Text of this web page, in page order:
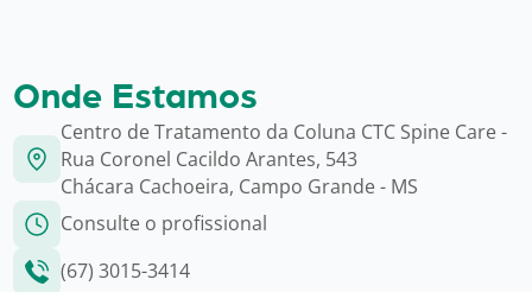
Onde Estamos
Centro de Tratamento da Coluna CTC Spine Care -
Rua Coronel Cacildo Arantes, 543
Chácara Cachoeira, Campo Grande - MS
Consulte o profissional
(67) 3015-3414